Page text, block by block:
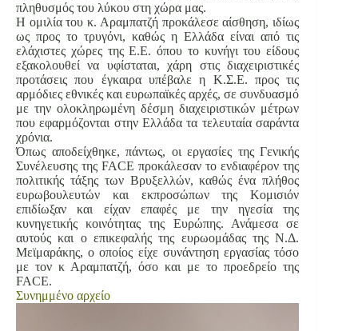
πληθυσμός του λύκου στη χώρα μας.
Η ομιλία του κ. Αραμπατζή προκάλεσε αίσθηση, ιδίως
ως προς το τρυγόνι, καθώς η Ελλάδα είναι από τις
ελάχιστες χώρες της Ε.Ε. όπου το κυνήγι του είδους
εξακολουθεί να υφίσταται, χάρη στις διαχειριστικές
προτάσεις που έγκαιρα υπέβαλε η Κ.Σ.Ε. προς τις
αρμόδιες εθνικές και ευρωπαϊκές αρχές, σε συνδυασμό
με την ολοκληρωμένη δέσμη διαχειριστικών μέτρων
που εφαρμόζονται στην Ελλάδα τα τελευταία σαράντα
χρόνια.
Όπως αποδείχθηκε, πάντως, οι εργασίες της Γενικής
Συνέλευσης της FACE προκάλεσαν το ενδιαφέρον της
πολιτικής τάξης των Βρυξελλών, καθώς ένα πλήθος
ευρωβουλευτών και εκπροσώπων της Κομισιόν
επιδίωξαν και είχαν επαφές με την ηγεσία της
κυνηγετικής κοινότητας της Ευρώπης. Ανάμεσα σε
αυτούς και ο επικεφαλής της ευρωομάδας της Ν.Δ.
Μεϊμαράκης, ο οποίος είχε συνάντηση εργασίας τόσο
με τον κ Αραμπατζή, όσο και με το προεδρείο της
FACE.
Συνημμένο αρχείο